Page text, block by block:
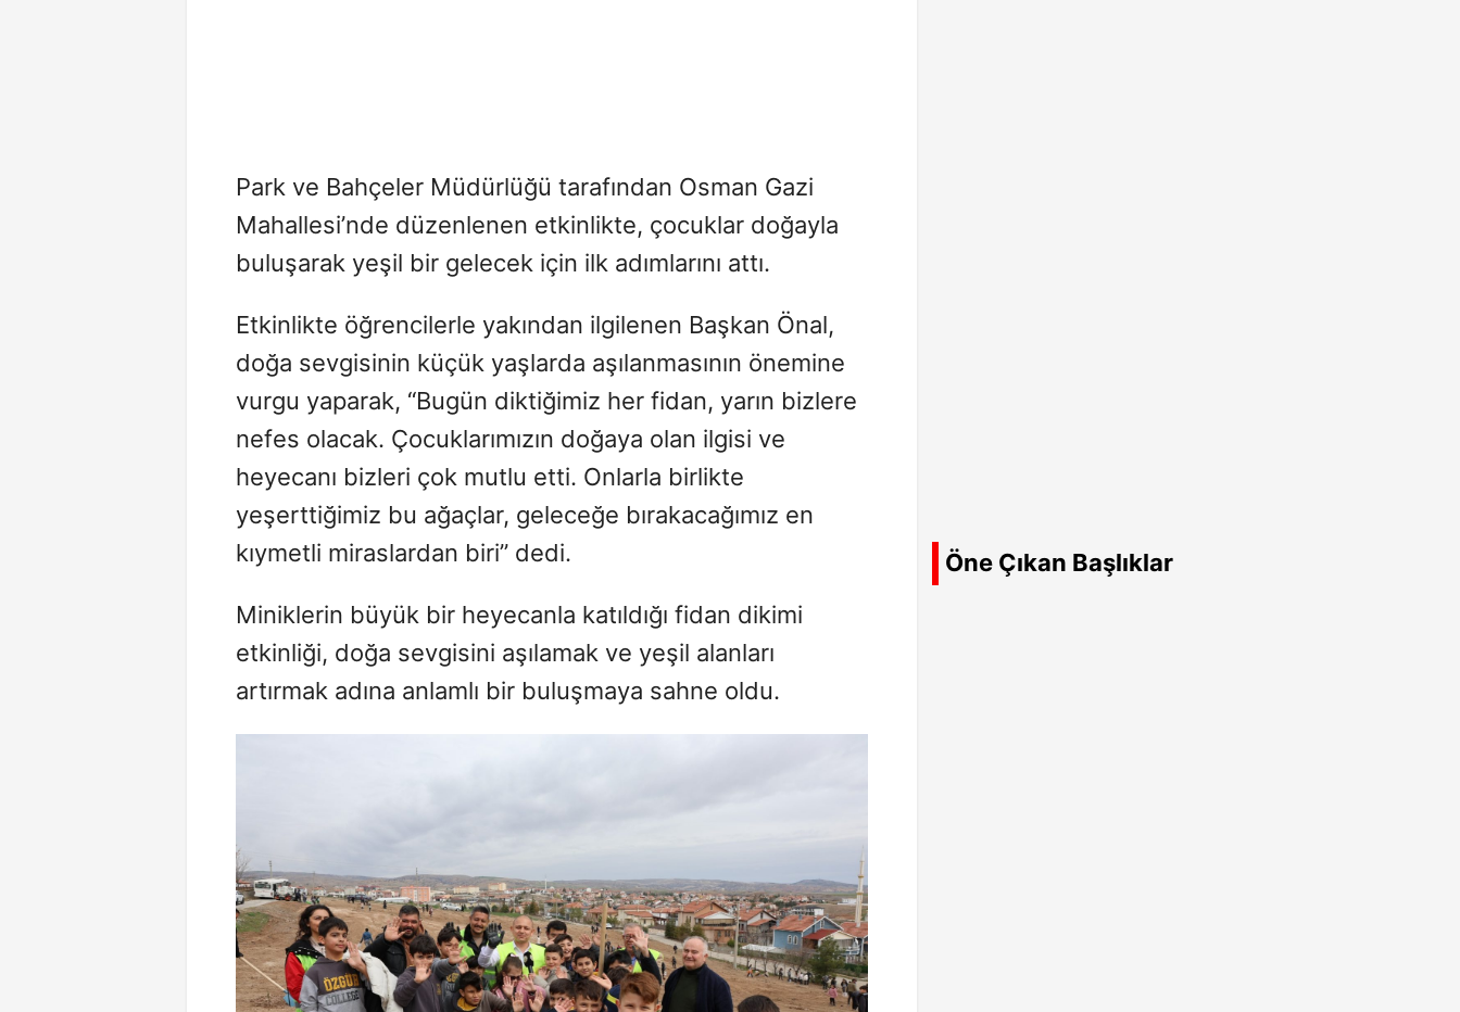
Park ve Bahçeler Müdürlüğü tarafından Osman Gazi
Mahallesi’nde düzenlenen etkinlikte, çocuklar doğayla
buluşarak yeşil bir gelecek için ilk adımlarını attı.
Etkinlikte öğrencilerle yakından ilgilenen Başkan Önal,
doğa sevgisinin küçük yaşlarda aşılanmasının önemine
vurgu yaparak, “Bugün diktiğimiz her fidan, yarın bizlere
nefes olacak. Çocuklarımızın doğaya olan ilgisi ve
heyecanı bizleri çok mutlu etti. Onlarla birlikte
yeşerttiğimiz bu ağaçlar, geleceğe bırakacağımız en
kıymetli miraslardan biri” dedi.
Miniklerin büyük bir heyecanla katıldığı fidan dikimi
etkinliği, doğa sevgisini aşılamak ve yeşil alanları
artırmak adına anlamlı bir buluşmaya sahne oldu.
Öne Çıkan Başlıklar